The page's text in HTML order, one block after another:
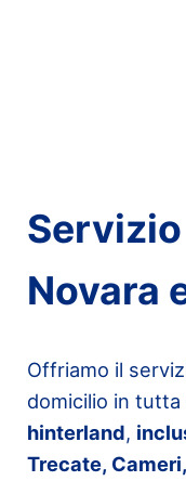
Novara
Offriamo il
domicilio in tutta
hinterland,
Trecate,